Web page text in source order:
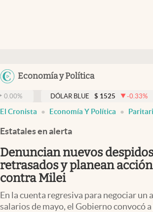
Economía y Política
Members
Economía y Política
Finanzas y Mercados
Mercados Online
Negocios
Columnistas
Apertura
DÓLAR BLUE $ 1525 -0.33% DÓLAR
El Cronista Economía Y Política
Estatales en alerta
Denuncian nuevos
retrasados y planean
contra Milei
En la cuenta regresiva para negociar un
salarios de mayo, el Gobierno convocó